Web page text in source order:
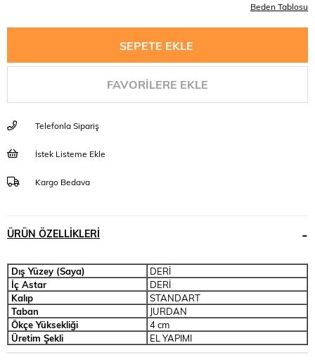
Beden Tablosu
FAVORILERE EKLE
Telefonla Sipariş
İstek Listeme Ekle
Kargo Bedava
ÜRÜN ÖZELLIKLERI
Dış Yüzey (Saya)
DERİ
İç Astar
DERİ
Kalıp
STANDART
Taban
JURDAN
Ökçe Yüksekliği
4 cm
Üretim Şekli
EL YAPIMI